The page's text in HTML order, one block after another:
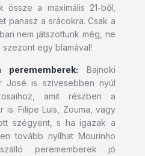
a maximális 21-ből,
panasz a srácokra. Csak a
nem játszottunk még, ne
egy blamával!
perememberek: Bajnoki
José is szívesebben nyúl
amit részben a
Filipe Luis, Zouma, vagy
szégyent, s ha igazak a
tovább nyílhat Mourinho
perememberek jó